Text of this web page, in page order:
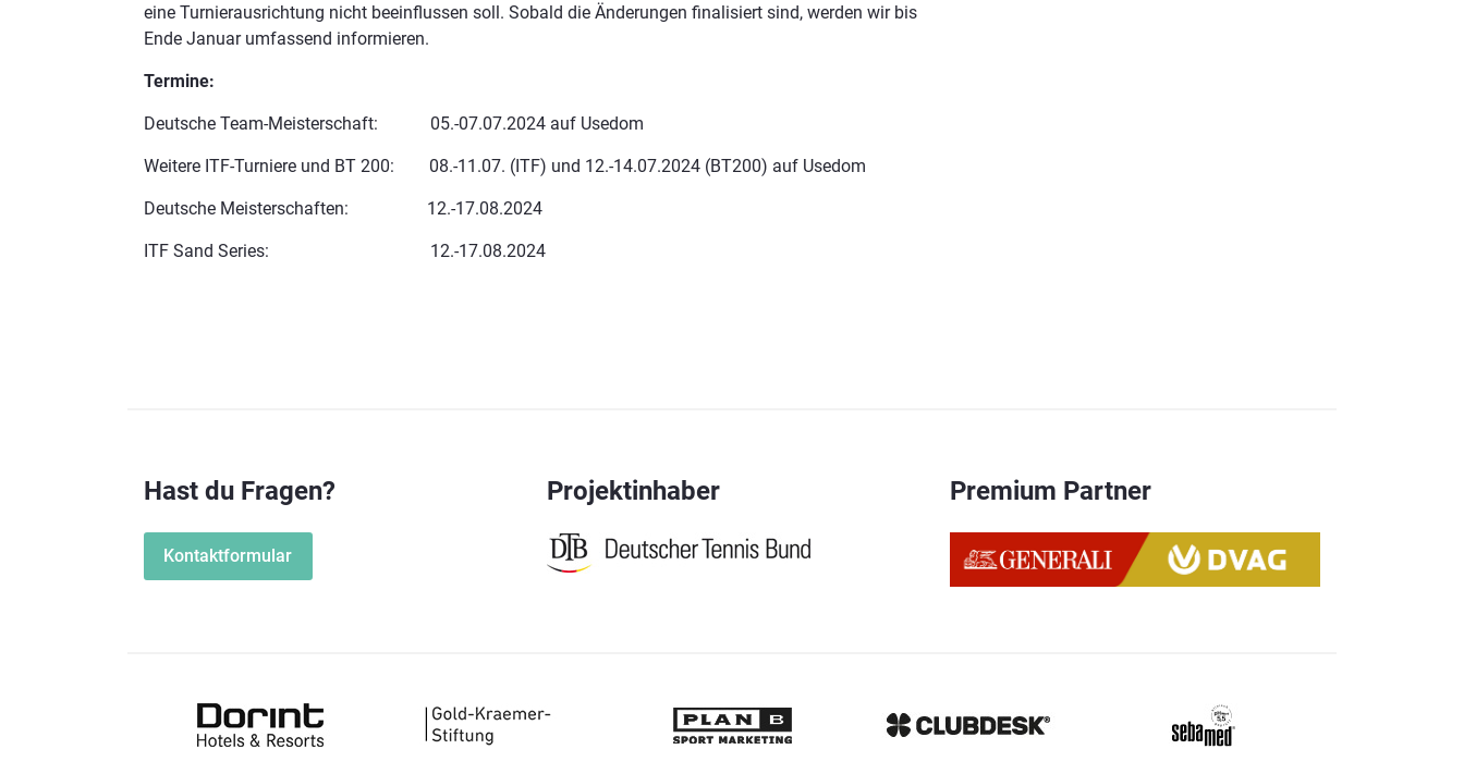
eine Turnierausrichtung nicht beeinflussen soll. Sobald die Änderungen finalisiert sind, werden wir bis
Ende Januar umfassend informieren.
Termine:
Deutsche Team-Meisterschaft: 05.-07.07.2024 auf Usedom
Weitere ITF-Turniere und BT 200: 08.-11.07. (ITF) und 12.-14.07.2024 (BT200) auf Usedom
Deutsche Meisterschaften: 12.-17.08.2024
ITF Sand Series: 12.-17.08.2024
Hast du Fragen?
Kontaktformular
Projektinhaber Premium Partner